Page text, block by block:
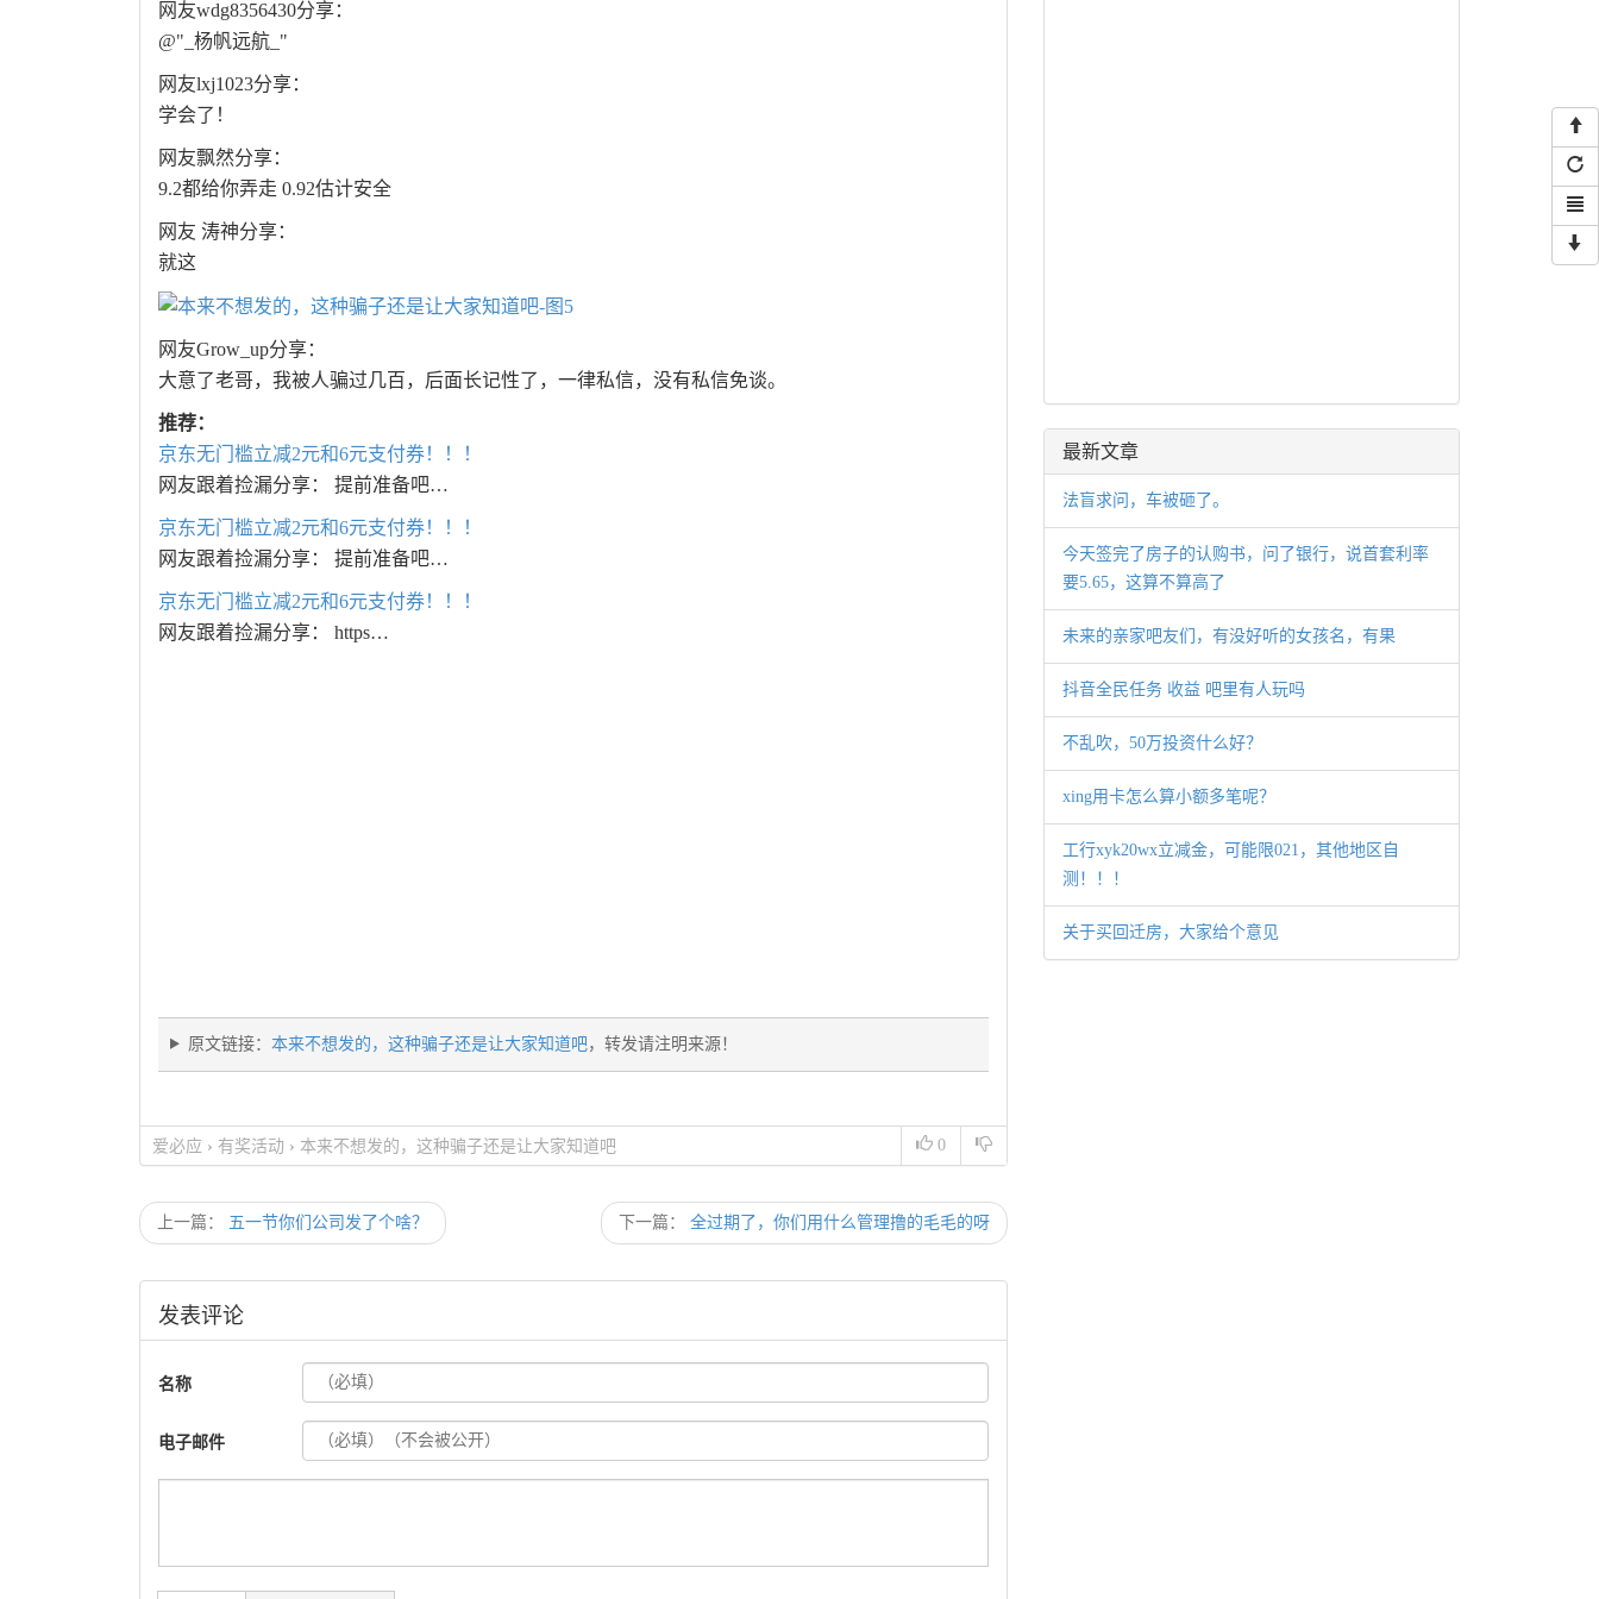
网友wdg8356430分享：
@"_杨帆远航_"
网友lxj1023分享：
学会了！
网友飘然分享：
9.2都给你弄走 0.92估计安全
网友 涛神分享：
就这
网友Grow_up分享：
大意了老哥，我被人骗过几百，后面长记性了，一律私信，没有私信免谈。
推荐：
京东无门槛立减2元和6元支付券！！！
网友跟着捡漏分享： 提前准备吧…
京东无门槛立减2元和6元支付券！！！
网友跟着捡漏分享： 提前准备吧…
京东无门槛立减2元和6元支付券！！！
网友跟着捡漏分享： https…
原文链接： 本来不想发的，这种骗子还是让大家知道吧 ，转发请注明来源！
0
爱必应 › 有奖活动 › 本来不想发的，这种骗子还是让大家知道吧
上一篇： 五一节你们公司发了个啥？ 下一篇： 全过期了，你们用什么管理撸的毛毛的呀
发表评论
名称
电子邮件
最新文章
法盲求问，车被砸了。
今天签完了房子的认购书，问了银行，说首套利率
要5.65，这算不算高了
未来的亲家吧友们，有没好听的女孩名，有果
抖音全民任务 收益 吧里有人玩吗
不乱吹，50万投资什么好？
xing用卡怎么算小额多笔呢？
工行xyk20wx立减金，可能限021，其他地区自
测！！！
关于买回迁房，大家给个意见